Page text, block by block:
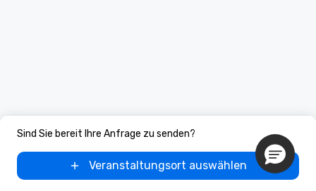
Sind Sie bereit Ihre Anfrage zu senden?
Veranstaltungsort auswählen